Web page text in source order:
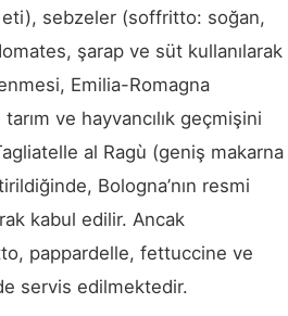
eti), sebzeler (soffritto: soğan,
şarap ve süt kullanılarak
Emilia-Romagna
ve hayvancılık geçmişini
al Ragù (geniş makarna
Bologna’nın resmi
kabul edilir. Ancak
pappardelle, fettuccine ve
servis edilmektedir.